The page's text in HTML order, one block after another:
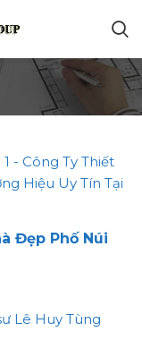
Đẹp Phố Núi